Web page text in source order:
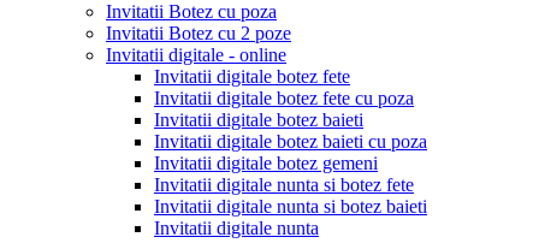
Invitatii Botez cu poza
Invitatii Botez cu 2 poze
Invitatii digitale - online
Invitatii digitale botez fete
Invitatii digitale botez fete cu poza
Invitatii digitale botez baieti
Invitatii digitale botez baieti cu poza
Invitatii digitale botez gemeni
Invitatii digitale nunta si botez fete
Invitatii digitale nunta si botez baieti
Invitatii digitale nunta